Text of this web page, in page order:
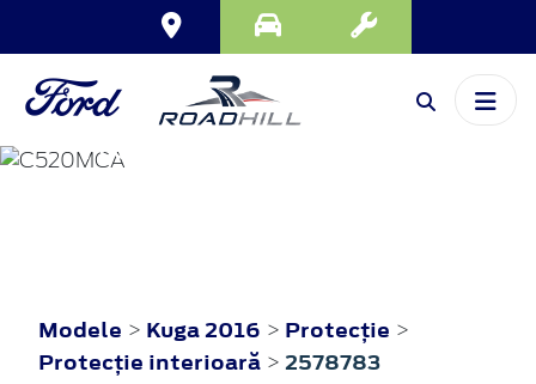
KUGA
Modele > Kuga 2016 > Protecţie >
Protecţie interioară > 2578783